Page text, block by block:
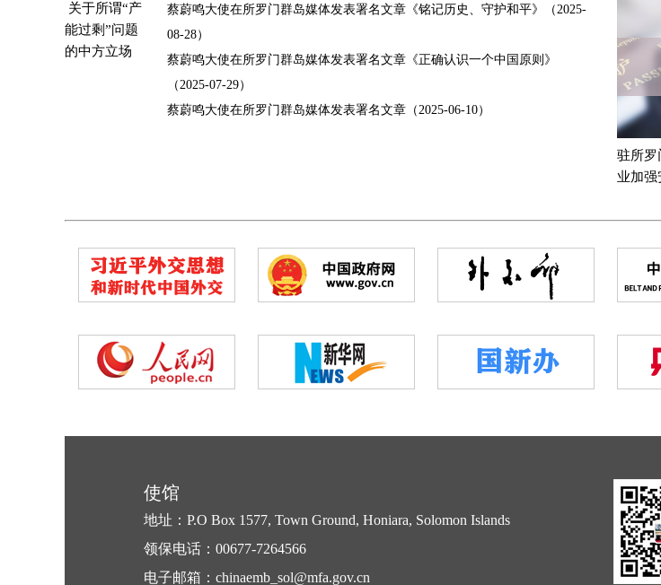
关于所谓“产
能过剩”问题
的中方立场
蔡蔚鸣大使在所罗门群岛媒体发表署名文章《铭记历史、守护和平》（2025-
08-28）
蔡蔚鸣大使在所罗门群岛媒体发表署名文章《正确认识一个中国原则》
（2025-07-29）
蔡蔚鸣大使在所罗门群岛媒体发表署名文章（2025-06-10）
驻所罗
业加强
使馆
地址：P.O Box 1577, Town Ground, Honiara, Solomon Islands
领保电话：00677-7264566
电子邮箱：chinaemb_sol@mfa.gov.cn